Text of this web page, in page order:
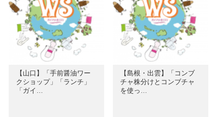
【山口】「手前醤油ワー
クショップ」「ランチ」
「ガイ…
【島根・出雲】「コンブ
チャ株分けとコンブチャ
を使っ…